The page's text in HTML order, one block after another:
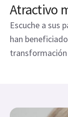
Atractivo
Escuche a sus
han
transformación